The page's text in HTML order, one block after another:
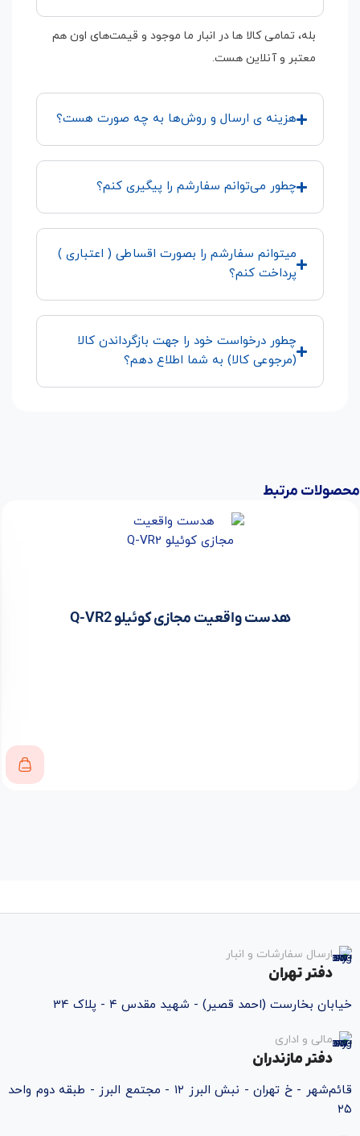
بله، تمامی کالا ها در انبار ما موجود و قیمت‌های اون هم
معتبر و آنلاین هست.
هزینه ی ارسال و روش‌ها به چه صورت هست؟
چطور می‌توانم سفارشم را پیگیری کنم؟
میتوانم سفارشم را بصورت اقساطی ( اعتباری )
پرداخت کنم؟
چطور درخواست خود را جهت بازگرداندن کالا
(مرجوعی کالا) به شما اطلاع دهم؟
محصولات مرتبط
هدست واقعیت مجازی کوئیلو Q-VR2
ارسال سفارشات و انبار
دفتر تهران
خیابان بخارست (احمد قصیر) - شهید مقدس ۴ - پلاک 34
مالی و اداری
دفتر مازندران
قائم‌شهر - خ تهران - نبش البرز ۱۲ - مجتمع البرز - طبقه دوم واحد
۲۵